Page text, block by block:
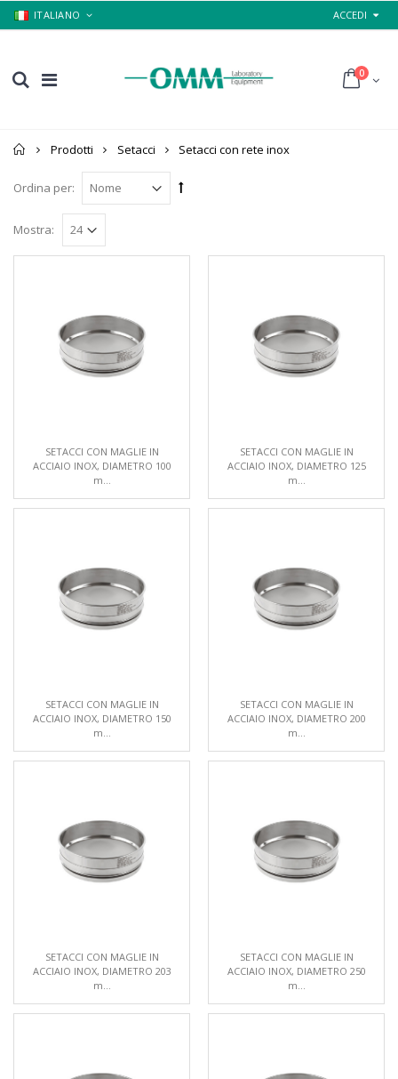
ITALIANO ACCEDI
0
Home
Prodotti Setacci Setacci con rete inox
Ordina per:
Mostra:
SETACCI CON MAGLIE IN
ACCIAIO INOX, DIAMETRO 100
m...
SETACCI CON MAGLIE IN
ACCIAIO INOX, DIAMETRO 125
m...
SETACCI CON MAGLIE IN
ACCIAIO INOX, DIAMETRO 150
m...
SETACCI CON MAGLIE IN
ACCIAIO INOX, DIAMETRO 200
m...
SETACCI CON MAGLIE IN
ACCIAIO INOX, DIAMETRO 203
m...
SETACCI CON MAGLIE IN
ACCIAIO INOX, DIAMETRO 250
m...